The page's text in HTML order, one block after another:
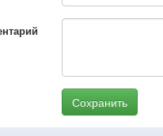
Сохранить